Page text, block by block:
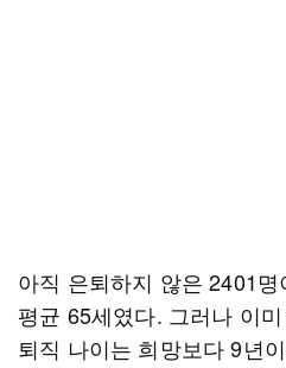
아직 은퇴하지 않은 2401
평균 65세였다. 그러나 이
퇴직 나이는 희망보다 9년